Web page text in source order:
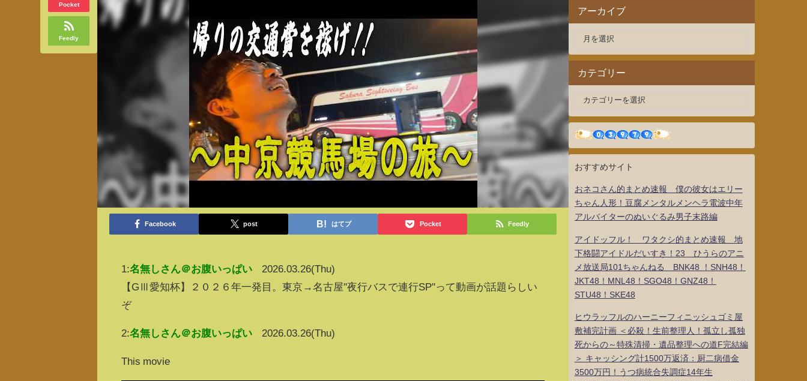
Pocket
Feedly
Facebook post はてブ Pocket Feedly
1:名無しさん＠お腹いっぱい
2026.03.26(Thu)
【GⅢ愛知杯】２０２６年一発目。東京→名古屋''夜行バスで連行SP''って動画が話題らしい
ぞ
2:名無しさん＠お腹いっぱい 2026.03.26(Thu)
This movie
アーカイブ
カテゴリー
おすすめサイト
おネコさん的まとめ速報 僕の彼女はエリー
ちゃん人形！豆腐メンタルメンヘラ電波中年
アルバイターのぬいぐるみ男子末路編
アイドッフル！ ワタクシ的まとめ速報 地
下格闘アイドルだいすき！23 ひうらのアニ
メ放送局101ちゃんねる BNK48 ！SNH48！
JKT48！MNL48！SGO48！GNZ48！
STU48！SKE48
ヒウラッフルのハーニーフィニッシュゴミ屋
敷補完計画 ＜必殺！生前整理人！孤立し孤独
死からの～特殊清掃・遺品整理への道F完結編
＞ キャッシング計1500万返済：厨二病借金
3500万円！うつ病統合失調症14年生